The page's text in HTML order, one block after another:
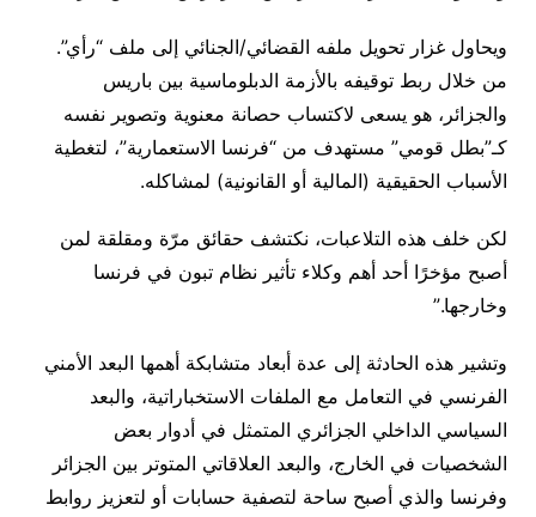
ويحاول غزار تحويل ملفه القضائي/الجنائي إلى ملف “رأي”.
من خلال ربط توقيفه بالأزمة الدبلوماسية بين باريس
والجزائر، هو يسعى لاكتساب حصانة معنوية وتصوير نفسه
كـ”بطل قومي” مستهدف من “فرنسا الاستعمارية”، لتغطية
الأسباب الحقيقية (المالية أو القانونية) لمشاكله.
لكن خلف هذه التلاعبات، نكتشف حقائق مرّة ومقلقة لمن
أصبح مؤخرًا أحد أهم وكلاء تأثير نظام تبون في فرنسا
وخارجها.”
وتشير هذه الحادثة إلى عدة أبعاد متشابكة أهمها البعد الأمني
الفرنسي في التعامل مع الملفات الاستخباراتية، والبعد
السياسي الداخلي الجزائري المتمثل في أدوار بعض
الشخصيات في الخارج، والبعد العلاقاتي المتوتر بين الجزائر
وفرنسا والذي أصبح ساحة لتصفية حسابات أو لتعزيز روابط